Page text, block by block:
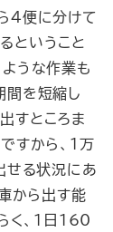
４便に分けて
ということ
ような作業も
間を短縮し
すところま
すから、1万
せる状況にあ
から出す能
く、１日160